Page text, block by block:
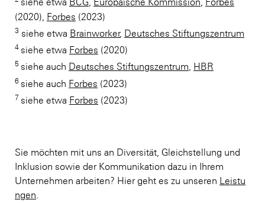
siehe etwa BCG, Europäische Kommission, Forbes
(2020), Forbes (2023)
3 siehe etwa Brainworker, Deutsches Stiftungszentrum
4 siehe etwa Forbes (2020)
5 siehe auch Deutsches Stiftungszentrum, HBR
6 siehe auch Forbes (2023)
7 siehe etwa Forbes (2023)
Sie möchten mit uns an Diversität, Gleichstellung und
Inklusion sowie der Kommunikation dazu in Ihrem
Unternehmen arbeiten? Hier geht es zu unseren
Leistu
ngen